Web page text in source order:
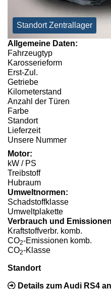
Standort Zentrallager
Allgemeine Daten:
Fahrzeugtyp
Karosserieform
Erst-Zul.
Getriebe
Kilometerstand
Anzahl der Türen
Farbe
Standort
Lieferzeit
Unsere Nummer
Motor:
kW / PS
Treibstoff
Hubraum
Umweltnormen:
Schadstoffklasse
Umweltplakette
Verbrauch und
Kraftstoffverbr. komb.
CO2-Emissionen komb.
CO2-Klasse
Standort
Details zum Audi RS4